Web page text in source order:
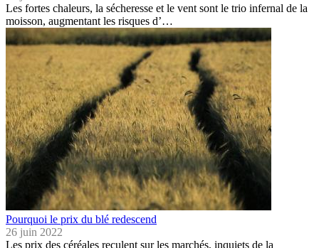
Les fortes chaleurs, la sécheresse et le vent sont le trio infernal de la
moisson, augmentant les risques d’…
Pourquoi le prix du blé redescend
26 juin 2022
Les prix des céréales reculent sur les marchés, inquiets de la